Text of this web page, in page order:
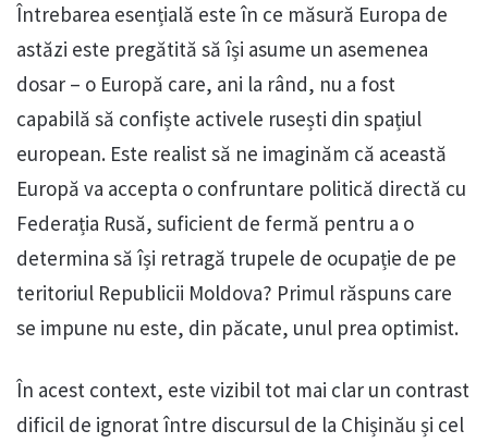
Întrebarea esențială este în ce măsură Europa de
astăzi este pregătită să își asume un asemenea
dosar – o Europă care, ani la rând, nu a fost
capabilă să confiște activele rusești din spațiul
european. Este realist să ne imaginăm că această
Europă va accepta o confruntare politică directă cu
Federația Rusă, suficient de fermă pentru a o
determina să își retragă trupele de ocupație de pe
teritoriul Republicii Moldova? Primul răspuns care
se impune nu este, din păcate, unul prea optimist.
În acest context, este vizibil tot mai clar un contrast
dificil de ignorat între discursul de la Chișinău și cel